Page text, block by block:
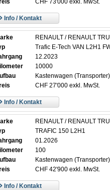
CHF 73'000 exkl. MwSt.
Info / Kontakt
RENAULT / RENAULT
Trafic E-Tech VAN L2H1
12.2023
10000
Kastenwagen (Transporter)
CHF 27'000 exkl. MwSt.
Info / Kontakt
RENAULT / RENAULT
TRAFIC 150 L2H1
01.2026
100
Kastenwagen (Transporter)
CHF 42'900 exkl. MwSt.
Info / Kontakt